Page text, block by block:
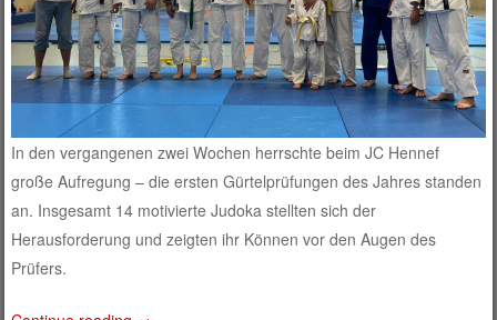
In den vergangenen zwei Wochen herrschte beim JC Hennef
große Aufregung – die ersten Gürtelprüfungen des Jahres standen
an. Insgesamt 14 motivierte Judoka stellten sich der
Herausforderung und zeigten ihr Können vor den Augen des
Prüfers.